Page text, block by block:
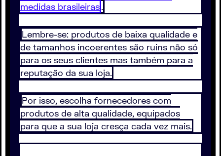
medidas brasileiras.
Lembre-se: produtos de baixa qualidade e
de tamanhos incoerentes são ruins não só
para os seus clientes mas também para a
reputação da sua loja.
Por isso, escolha fornecedores com
produtos de alta qualidade, equipados
para que a sua loja cresça cada vez mais.